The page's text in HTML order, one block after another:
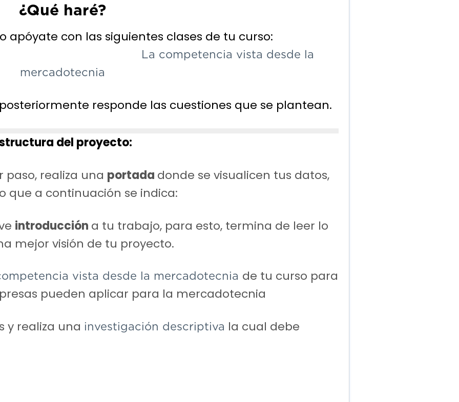
¿Qué haré?
apóyate con las siguientes clases de tu curso:
La competencia vista desde la
mercadotecnia
responde las cuestiones que se plantean.
del proyecto:
realiza una portada donde se visualicen tus datos,
que a continuación se indica:
introducción a tu trabajo, para esto, termina de leer lo
mejor visión de tu proyecto.
vista desde la mercadotecnia de tu curso para
pueden aplicar para la mercadotecnia
y realiza una investigación descriptiva la cual debe